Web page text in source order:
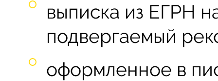
выписка из ЕГРН
подвергаемый
оформленное в